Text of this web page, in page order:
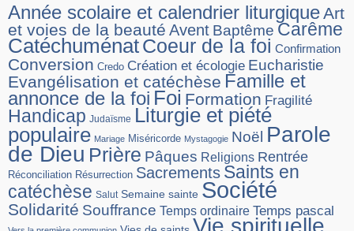
Année scolaire et calendrier liturgique Art
et voies de la beauté Avent Baptême Carême
CatéchuménatCoeur de la foi Confirmation
Conversion Credo Création et écologie Eucharistie
Evangélisation et catéchèse Famille et
annonce de la foi Foi Formation Fragilité
Handicap Judaïsme Liturgie et piété
populaire Mariage Miséricorde Mystagogie Noël Parole
de Dieu Prière Pâques Religions Rentrée
Réconciliation Résurrection Sacrements Saints en
catéchèse Salut Semaine sainte Société
Solidarité Souffrance Temps ordinaire Temps pascal
Vie spirituelle